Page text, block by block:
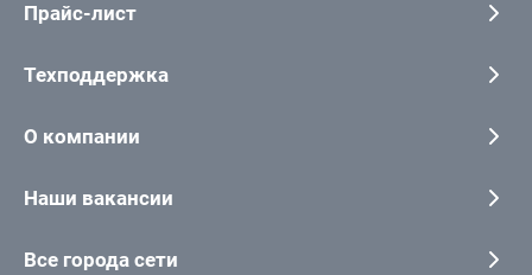
Прайс-лист
Техподдержка
О компании
Наши вакансии
Все города сети